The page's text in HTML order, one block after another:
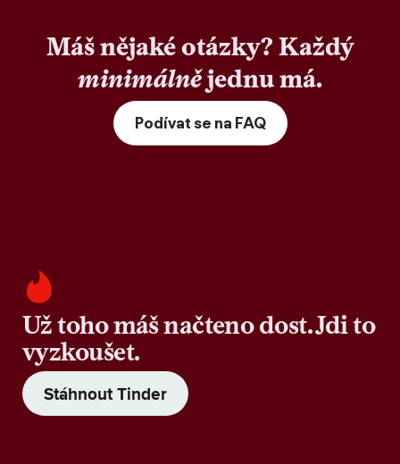
Máš nějaké otázky? Každý
minimálnějednu má.
Podívat se na FAQ
Už toho máš načteno dost. Jdi to
vyzkoušet.
Stáhnout Tinder